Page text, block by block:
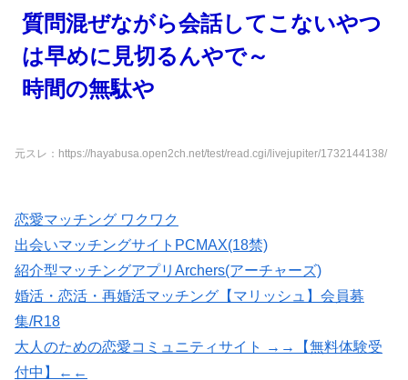
質問混ぜながら会話してこないやつ
は早めに見切るんやで～
時間の無駄や
元スレ：https://hayabusa.open2ch.net/test/read.cgi/livejupiter/1732144138/
恋愛マッチング ワクワク
出会いマッチングサイトPCMAX(18禁)
紹介型マッチングアプリArchers(アーチャーズ)
婚活・恋活・再婚活マッチング【マリッシュ】会員募
集/R18
大人のための恋愛コミュニティサイト →→【無料体験受
付中】←←